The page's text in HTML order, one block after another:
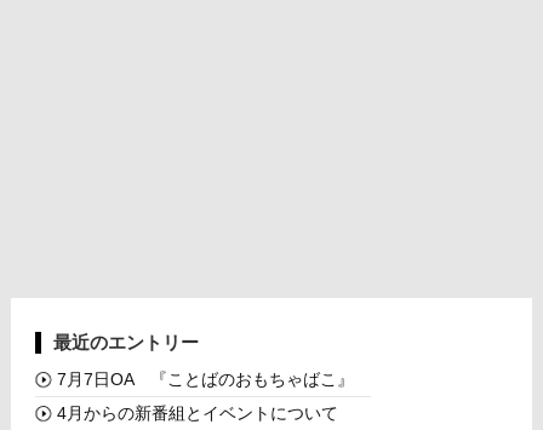
最近のエントリー
7月7日OA 『ことばのおもちゃばこ』
4月からの新番組とイベントについて